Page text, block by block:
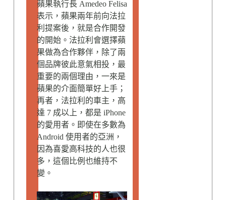
蘋果執行長 Amedeo Felisa
表示，蘋果兩年前向法拉
利提案後，就是合作開發
的開始。法拉利會選擇蘋
果做為合作夥伴，除了兩
個品牌彼此意氣相投，最
重要的兩個理由，一來是
蘋果的介面簡單好上手；
再者，法拉利的車主，高
達 7 成以上，都是 iPhone
的愛用者。即使在多數為
Android 使用者的亞洲，
因為喜愛高科技的人也很
多，這個比例也維持不
變。